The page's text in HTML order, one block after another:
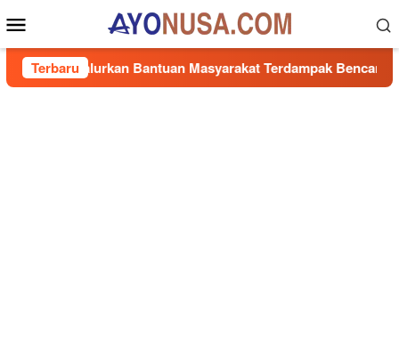
ke
kontenMobile
Terbaru
Salurkan Bantuan Masyarakat Terdampak Bencana Banjir